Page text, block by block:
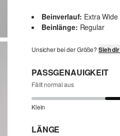
Beinverlauf: Extra Wide
Beinlänge: Regular
Unsicher bei der Größe? Sieh
PASSGENAUIGKEIT
Fällt normal aus
Klein
LÄNGE